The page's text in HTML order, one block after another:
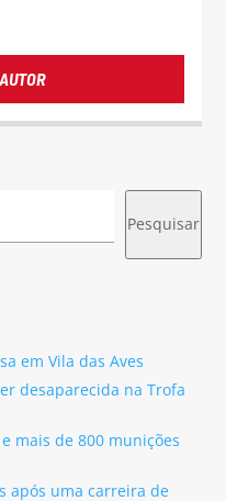
Pesquisar
em Vila das Aves
desaparecida na Trofa
mais de 800 munições
após uma carreira de